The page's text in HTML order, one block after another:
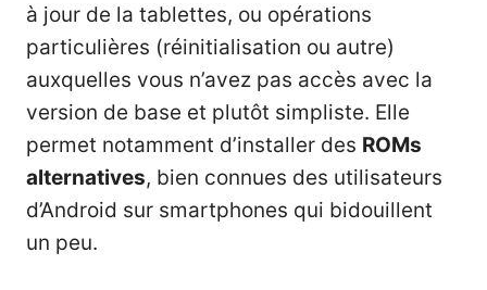
à jour de la tablettes, ou opérations
particulières (réinitialisation ou autre)
auxquelles vous n’avez pas accès avec la
version de base et plutôt simpliste. Elle
permet notamment d’installer des ROMs
alternatives, bien connues des utilisateurs
d’Android sur smartphones qui bidouillent
un peu.